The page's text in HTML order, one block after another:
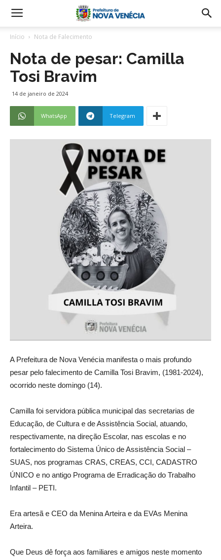
Início Nota de Falecimento
Nota de pesar: Camilla
Tosi Bravim
14 de janeiro de 2024
WhatsApp Telegram
A Prefeitura de Nova Venécia manifesta o mais profundo
pesar pelo falecimento de Camilla Tosi Bravim, (1981-2024),
ocorrido neste domingo (14).
Camilla foi servidora pública municipal das secretarias de
Educação, de Cultura e de Assistência Social, atuando,
respectivamente, na direção Escolar, nas escolas e no
fortalecimento do Sistema Único de Assistência Social –
SUAS, nos programas CRAS, CREAS, CCI, CADASTRO
ÚNICO e no antigo Programa de Erradicação do Trabalho
Infantil – PETI.
Era artesã e CEO da Menina Arteira e da EVAs Menina
Arteira.
Que Deus dê força aos familiares e amigos neste momento